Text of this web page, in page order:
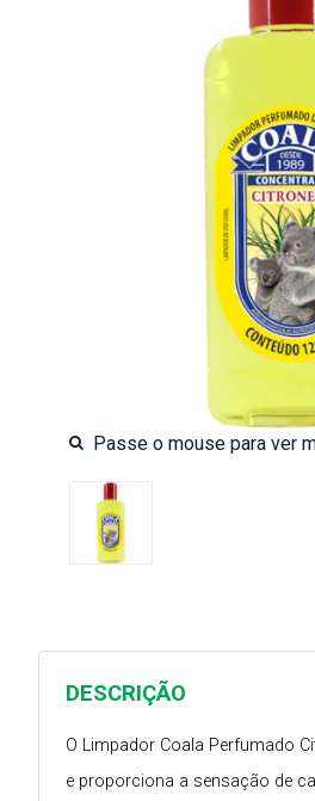
DESCRIÇÃO
O Limpador Coala Perfumado
e proporciona a sensação de